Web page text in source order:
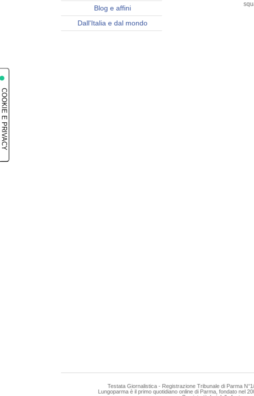
Blog e affini
Dall'Italia e dal mondo
Testata Giornalistica - Registrazione Tribunale di Parma
Lungoparma è il primo quotidiano online di Parma, fondato nel